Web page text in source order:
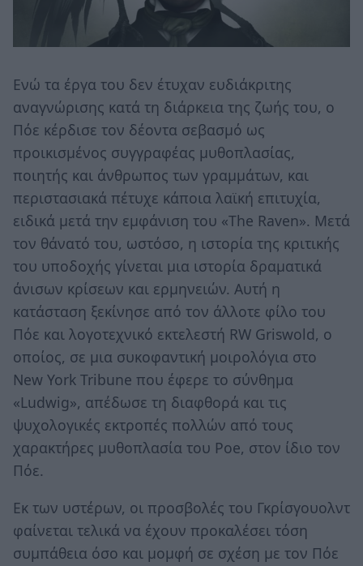
Ενώ τα έργα του δεν έτυχαν ευδιάκριτης
αναγνώρισης κατά τη διάρκεια της ζωής του, ο
Πόε κέρδισε τον δέοντα σεβασμό ως
προικισμένος συγγραφέας μυθοπλασίας,
ποιητής και άνθρωπος των γραμμάτων, και
περιστασιακά πέτυχε κάποια λαϊκή επιτυχία,
ειδικά μετά την εμφάνιση του «The Raven». Μετά
τον θάνατό του, ωστόσο, η ιστορία της κριτικής
του υποδοχής γίνεται μια ιστορία δραματικά
άνισων κρίσεων και ερμηνειών. Αυτή η
κατάσταση ξεκίνησε από τον άλλοτε φίλο του
Πόε και λογοτεχνικό εκτελεστή RW Griswold, ο
οποίος, σε μια συκοφαντική μοιρολόγια στο
New York Tribune που έφερε το σύνθημα
«Ludwig», απέδωσε τη διαφθορά και τις
ψυχολογικές εκτροπές πολλών από τους
χαρακτήρες μυθοπλασία του Poe, στον ίδιο τον
Πόε.
Εκ των υστέρων, οι προσβολές του Γκρίσγουολντ
φαίνεται τελικά να έχουν προκαλέσει τόση
συμπάθεια όσο και μομφή σε σχέση με τον Πόε